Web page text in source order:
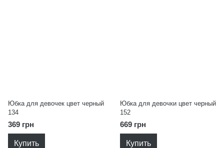
Юбка для девочек цвет черный
134
369 грн
Купить
Юбка для девочки цвет черный
152
669 грн
Купить